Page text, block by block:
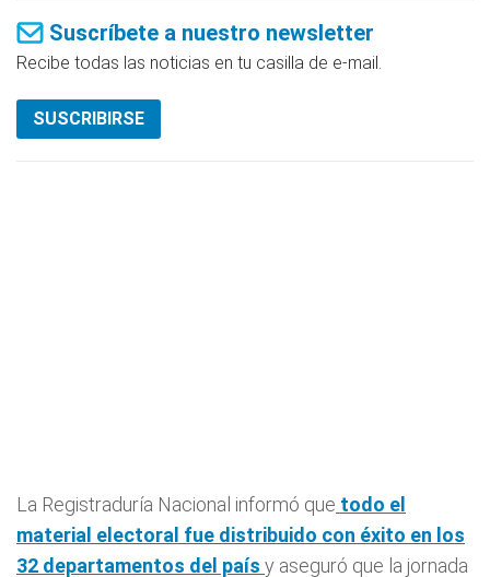
Suscríbete a nuestro newsletter
Recibe todas las noticias en tu casilla de e-mail.
SUSCRIBIRSE
La Registraduría Nacional informó que todo el
material electoral fue distribuido con éxito en los
32 departamentos del país y aseguró que la jornada